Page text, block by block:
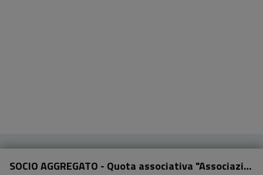
SOCIO AGGREGATO - Quota associativa "Associazione Biblioteche oggi APS" 2026